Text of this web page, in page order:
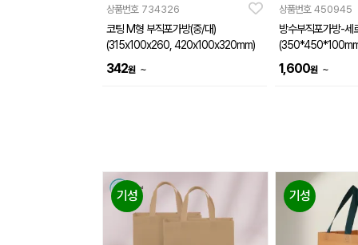
상품번호 734326
코팅 M형 부직포가방(중/대)
(315x100x260, 420x100x320mm)
342원 ~
상품번호 450945
방수부직포가방-세
1,600원 ~
기성 기성